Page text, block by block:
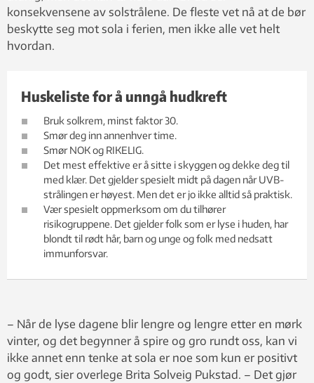
konsekvensene av solstrålene. De fleste vet nå at de bør
beskytte seg mot sola i ferien, men ikke alle vet helt
hvordan.
Huskeliste for å unngå hudkreft
Bruk solkrem, minst faktor 30.
Smør deg inn annenhver time.
Smør NOK og RIKELIG.
Det mest effektive er å sitte i skyggen og dekke deg til
med klær. Det gjelder spesielt midt på dagen når UVB-
strålingen er høyest. Men det er jo ikke alltid så praktisk.
Vær spesielt oppmerksom om du tilhører
risikogruppene. Det gjelder folk som er lyse i huden, har
blondt til rødt hår, barn og unge og folk med nedsatt
immunforsvar.
– Når de lyse dagene blir lengre og lengre etter en mørk
vinter, og det begynner å spire og gro rundt oss, kan vi
ikke annet enn tenke at sola er noe som kun er positivt
og godt, sier overlege Brita Solveig Pukstad. – Det gjør